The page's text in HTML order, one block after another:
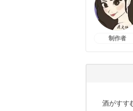
制作者
酒がすす